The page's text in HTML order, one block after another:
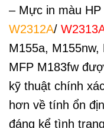
– Mực in màu
W2312A/
M155a, M155nw,
MFP M183fw
kỹ thuật chính
hơn về tính ổn
đáng kể tình